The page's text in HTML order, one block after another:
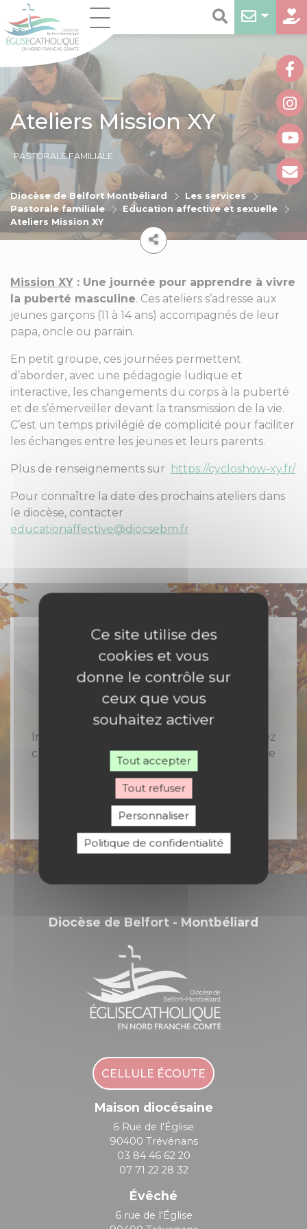
Ateliers Mission XY
PASTORALE FAMILIALE
Diocèse de Belfort Montbéliard
Les services
Pastorale familiale
Éducation affective et sexuelle
Ateliers Mission XY
Mission XY : Une journée pour apprendre à vivre
la puberté masculine. Ces ateliers s’adresse aux
jeunes garçons (11 à 14 ans) accompagnés de leur
papa, oncle ou parrain.
En petit groupe, ces journées permettent
d’aborder, avec une pédagogie ludique et
interactive, les changements du corps à la puberté
et de s’émerveiller devant la transmission de la vie.
C’est un temps privilégié de complicité pour faciliter
les échanges entre les jeunes et leurs parents.
Plus de renseignements sur https://cycloshow-xy.fr/
Pour connaître la date des prochains ateliers dans
le diocèse, contacter
educationaffective@diocsebm.fr
Rejoignez-nous
Inscrivez-vous à notre newsletter et recevez
chaque semaine toute l'actualité catholique
en Nord Franche-Comté
Diocèse de Belfort - Montbéliard
CELLULE ÉCOUTE
Maison diocésaine
6 Rue de l'Église
90400 Trévénans
03 84 46 62 20
07 71 22 28 32
Évêché
6 rue de l'Église
Ce site utilise des
cookies et vous
donne le contrôle sur
ceux que vous
souhaitez activer
Tout accepter
Tout refuser
Personnaliser
Politique de confidentialité